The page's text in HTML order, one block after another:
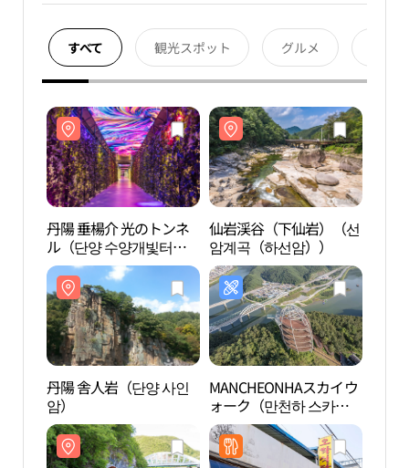
すべて 観光スポット グルメ
丹陽 垂楊介 光のトンネ
ル（단양 수양개빛터
널）
仙岩渓谷（下仙岩）（선
암계곡（하선암））
丹陽 舎人岩（단양 사인
암）
MANCHEONHAスカイウ
ォーク（만천하 스카이
워크）